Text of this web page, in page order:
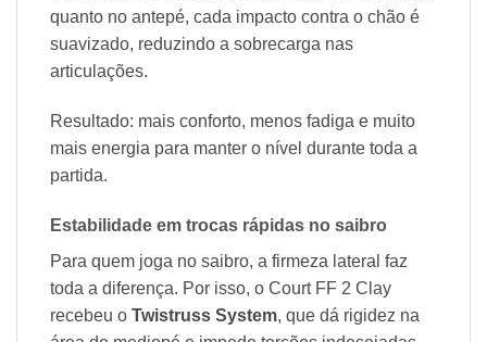
quanto no antepé, cada impacto contra o chão é
suavizado, reduzindo a sobrecarga nas
articulações.
Resultado: mais conforto, menos fadiga e muito
mais energia para manter o nível durante toda a
partida.
Estabilidade em trocas rápidas no saibro
Para quem joga no saibro, a firmeza lateral faz
toda a diferença. Por isso, o Court FF 2 Clay
recebeu o Twistruss System, que dá rigidez na